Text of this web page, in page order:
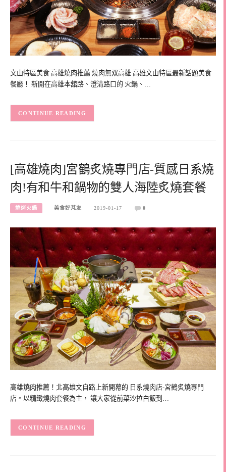
文山特區美食 高雄燒肉推薦 燒肉無双高雄 高雄文山特區最新話題美食
餐廳！ 新開在高雄本舘路、澄清路口的 火鍋、…
CONTINUE READING
[高雄燒肉]宮鶴炙燒專門店-質感日系燒
肉!有和牛和鍋物的雙人海陸炙燒套餐
燒烤火鍋 美食好芃友 2019-01-17 0
高雄燒肉推薦！北高雄文自路上新開幕的 日系燒肉店-宮鶴炙燒專門
店。以精緻燒肉套餐為主， 讓大家從前菜沙拉白飯到…
CONTINUE READING